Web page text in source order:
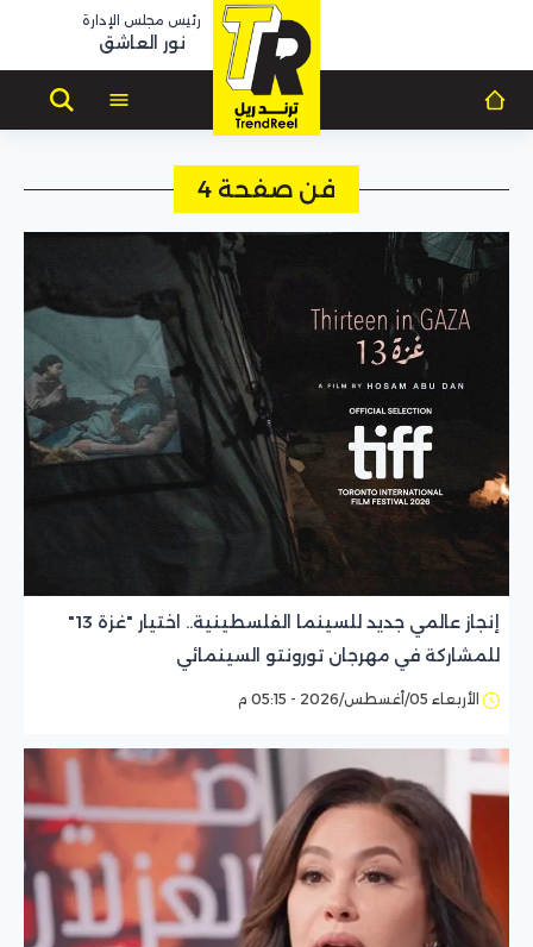
رئيس مجلس الإدارة
نور العاشق
فن صفحة 4
إنجاز عالمي جديد للسينما الفلسطينية.. اختيار "غزة 13"
للمشاركة في مهرجان تورونتو السينمائي
الأربعاء 05/أغسطس/2026 - 05:15 م